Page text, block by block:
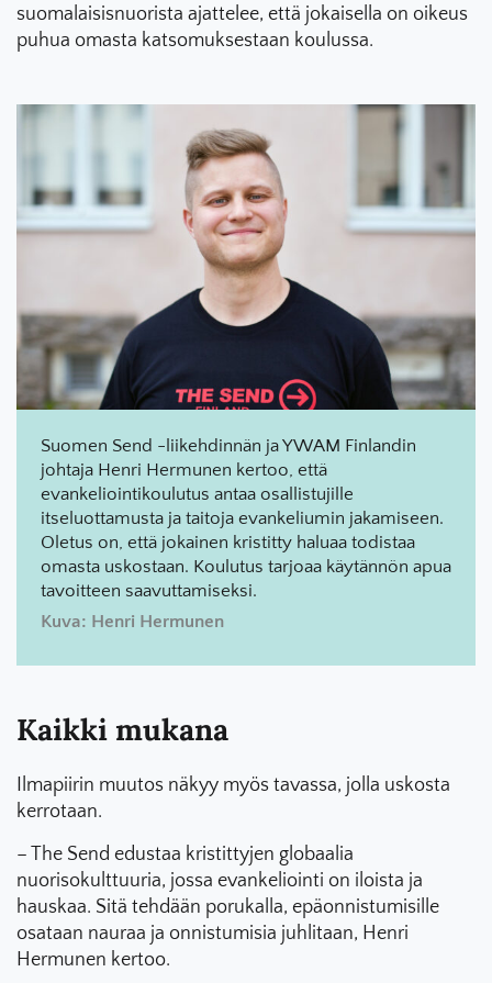
suomalaisisnuorista ajattelee, että jokaisella on oikeus
puhua omasta katsomuksestaan koulussa.
Suomen Send -liikehdinnän ja YWAM Finlandin
johtaja Henri Hermunen kertoo, että
evankeliointikoulutus antaa osallistujille
itseluottamusta ja taitoja evankeliumin jakamiseen.
Oletus on, että jokainen kristitty haluaa todistaa
omasta uskostaan. Koulutus tarjoaa käytännön apua
tavoitteen saavuttamiseksi.
Kuva: Henri Hermunen
Kaikki mukana
Ilmapiirin muutos näkyy myös tavassa, jolla uskosta
kerrotaan.
– The Send edustaa kristittyjen globaalia
nuorisokulttuuria, jossa evankeliointi on iloista ja
hauskaa. Sitä tehdään porukalla, epäonnistumisille
osataan nauraa ja onnistumisia juhlitaan, Henri
Hermunen kertoo.